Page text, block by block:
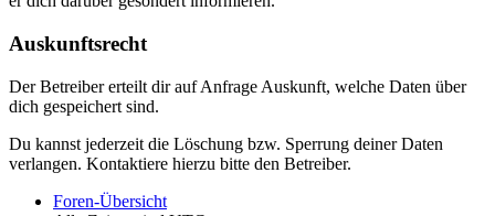
Auskunftsrecht
Der Betreiber erteilt dir auf Anfrage Auskunft, welche Daten über
dich gespeichert sind.
Du kannst jederzeit die Löschung bzw. Sperrung deiner Daten
verlangen. Kontaktiere hierzu bitte den Betreiber.
Foren-Übersicht